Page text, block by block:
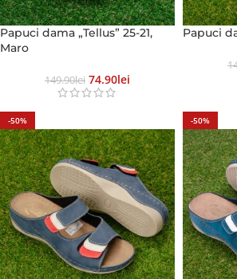
Papuci dama „Tellus” 25-21,
Maro
149.90Lei 74.90Lei
Papuci
-50% -50%